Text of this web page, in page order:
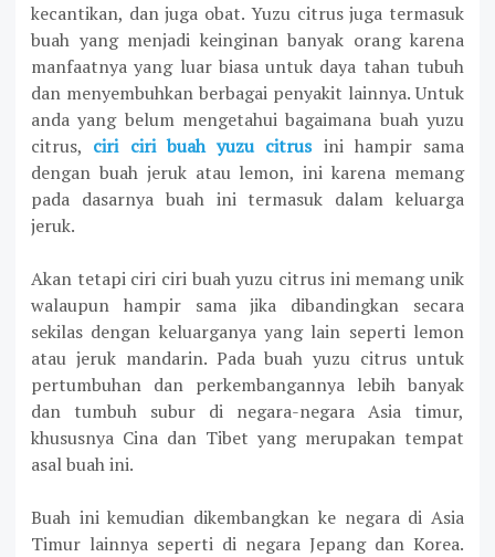
kecantikan, dan juga obat. Yuzu citrus juga termasuk
buah yang menjadi keinginan banyak orang karena
manfaatnya yang luar biasa untuk daya tahan tubuh
dan menyembuhkan berbagai penyakit lainnya. Untuk
anda yang belum mengetahui bagaimana buah yuzu
citrus, ciri ciri buah yuzu citrusini hampir sama
dengan buah jeruk atau lemon, ini karena memang
pada dasarnya buah ini termasuk dalam keluarga
jeruk.
Akan tetapi ciri ciri buah yuzu citrus ini memang unik
walaupun hampir sama jika dibandingkan secara
sekilas dengan keluarganya yang lain seperti lemon
atau jeruk mandarin. Pada buah yuzu citrus untuk
pertumbuhan dan perkembangannya lebih banyak
dan tumbuh subur di negara-negara Asia timur,
khususnya Cina dan Tibet yang merupakan tempat
asal buah ini.
Buah ini kemudian dikembangkan ke negara di Asia
Timur lainnya seperti di negara Jepang dan Korea.